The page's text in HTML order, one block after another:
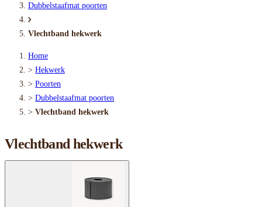
Dubbelstaafmat poorten
Vlechtband hekwerk
Home
> Hekwerk
> Poorten
> Dubbelstaafmat poorten
> Vlechtband hekwerk
Vlechtband hekwerk